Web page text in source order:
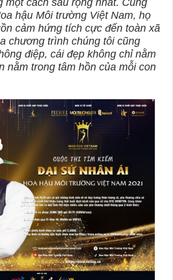
hậu Môi trường Việt Nam, họ
cảm hứng tích cực đến toàn xã
chương trình chúng tôi cũng
điệp, cái đẹp không chỉ nằm
nằm trong tâm hồn của mỗi con